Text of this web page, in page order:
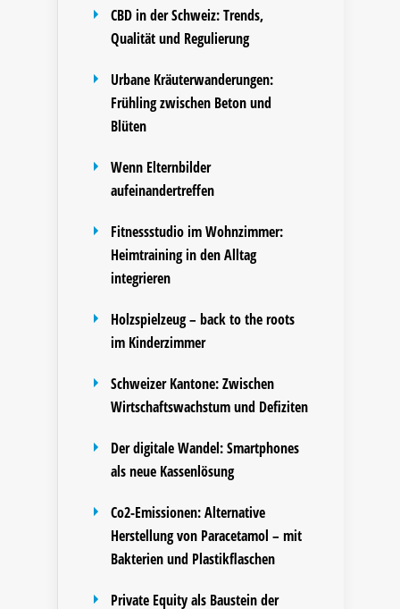
CBD in der Schweiz: Trends,
Qualität und Regulierung
Urbane Kräuterwanderungen:
Frühling zwischen Beton und
Blüten
Wenn Elternbilder
aufeinandertreffen
Fitnessstudio im Wohnzimmer:
Heimtraining in den Alltag
integrieren
Holzspielzeug – back to the roots
im Kinderzimmer
Schweizer Kantone: Zwischen
Wirtschaftswachstum und Defiziten
Der digitale Wandel: Smartphones
als neue Kassenlösung
Co2-Emissionen: Alternative
Herstellung von Paracetamol – mit
Bakterien und Plastikflaschen
Private Equity als Baustein der